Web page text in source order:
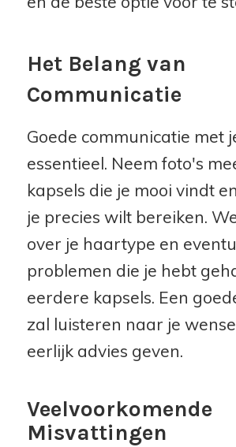
Het Belang van
Communicatie
Goede communicatie met
essentieel. Neem foto's
kapsels die je mooi vindt
je precies wilt bereiken.
over je haartype en
problemen die je hebt
eerdere kapsels. Een
zal luisteren naar je
eerlijk advies geven.
Veelvoorkomende
Misvattingen